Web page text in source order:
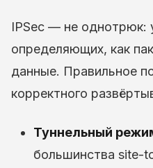
IPSec — не однотрюк:
определяющих, как
данные. Правильное
корректного
Туннельный
большинства site-